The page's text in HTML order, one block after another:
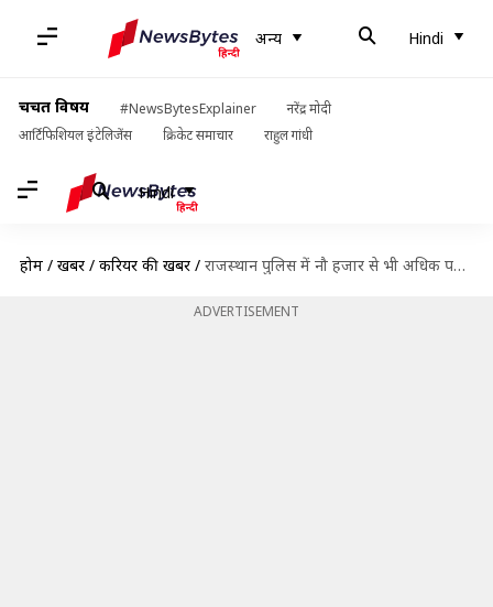
अन्य Hindi
चर्चित विषय #NewsBytesExplainer
नरेंद्र मोदी
आर्टिफिशियल इंटेलिजेंस
क्रिकेट समाचार राहुल गांधी
Hindi
होम / खबरें / करियर की खबरें / राजस्थान पुलिस में नौ हजार से भी अधिक पदों पर होगी भर्ती, जल्द जारी होगी अधिसूचना
ADVERTISEMENT